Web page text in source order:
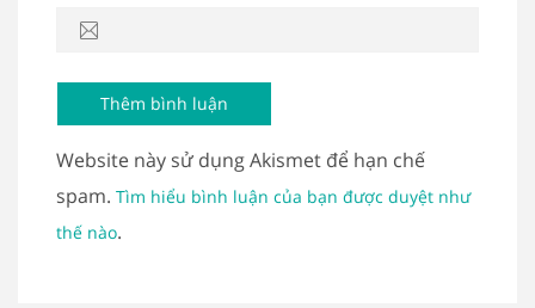
Website này sử dụng Akismet để hạn chế
spam. Tìm hiểu bình luận của bạn được duyệt như
thế nào.